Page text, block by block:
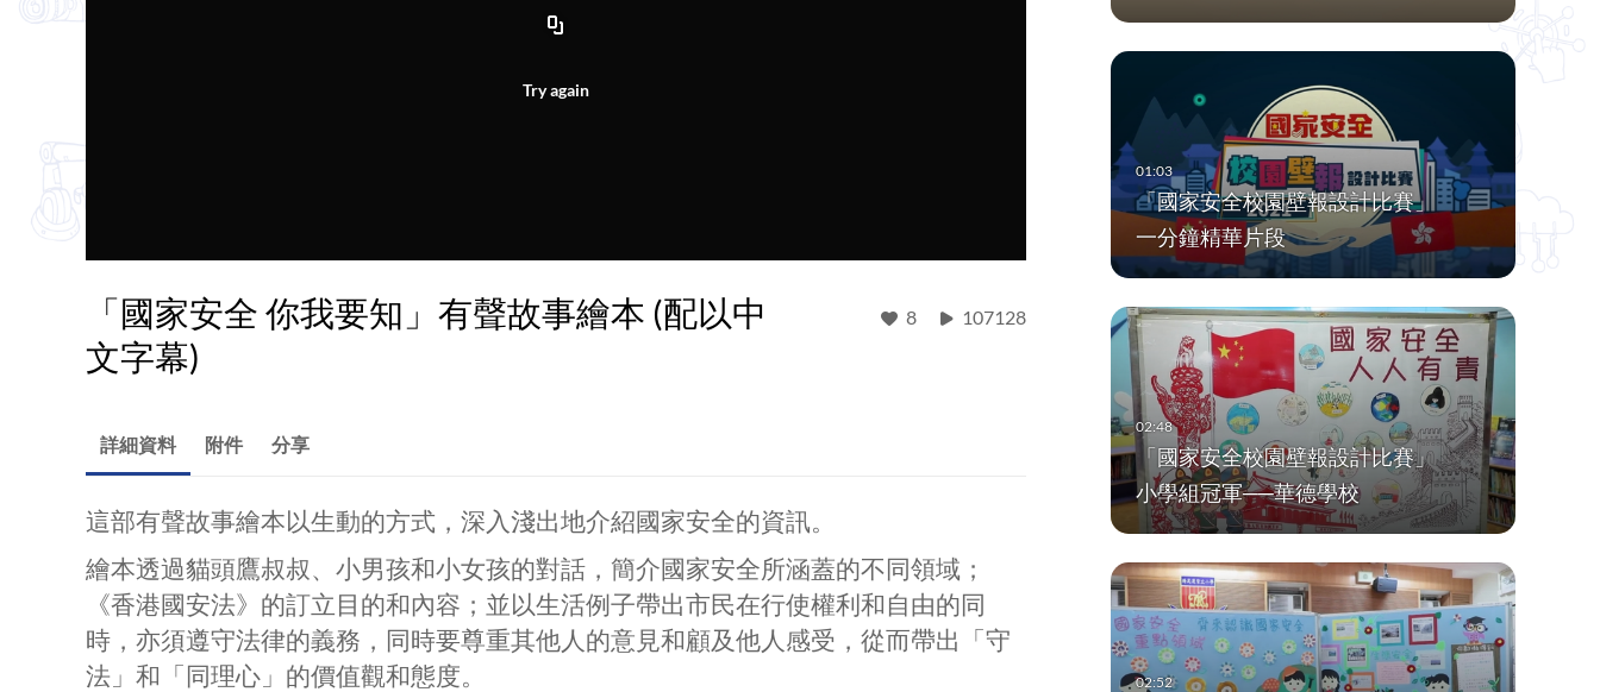
Try again
「國家安全 你我要知」有聲故事繪本 (配以中
文字幕)
8 107128
「國家安全校園壁報設計比賽」
一分鐘精華片段
「國家安全校園壁報設計比賽」
小學組冠軍──華德學校
詳細資料 附件 分享
這部有聲故事繪本以生動的方式，深入淺出地介紹國家安全的資訊。
繪本透過貓頭鷹叔叔、小男孩和小女孩的對話，簡介國家安全所涵蓋的不同領域；
《香港國安法》的訂立目的和內容；並以生活例子帶出市民在行使權利和自由的同
時，亦須遵守法律的義務，同時要尊重其他人的意見和顧及他人感受，從而帶出「守
法」和「同理心」的價值觀和態度。